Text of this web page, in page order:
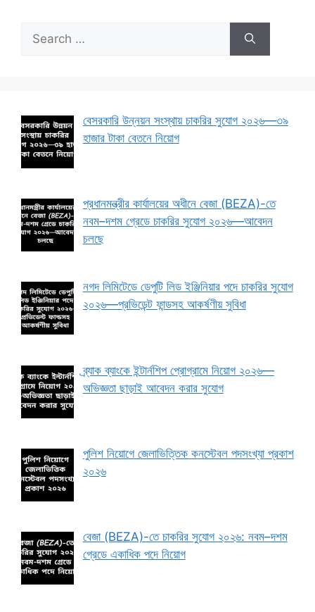
for:
বেসরকারি উন্নয়ন সংস্থায় চাকরির সুযোগ ২০২৬—৩৯
হাজার টাকা বেতনে নিয়োগ
প্রধানমন্ত্রীর কার্যালয়ের অধীনে বেজা (BEZA)-তে
নবম–দশম গ্রেডে চাকরির সুযোগ ২০২৬—আবেদন
চলছে
নগদ লিমিটেডে ডেপুটি লিড ইঞ্জিনিয়ার পদে চাকরির সুযোগ
২০২৬—প্রভিডেন্ট ফান্ডসহ আকর্ষণীয় সুবিধা
ব্র্যাক ব্যাংকে ইন্টার্নশিপ প্রোগ্রামে নিয়োগ ২০২৬—
অভিজ্ঞতা ছাড়াই আবেদন করার সুযোগ
পুলিশ নিয়োগে জেলাভিত্তিক কনস্টেবল পদসংখ্যা প্রকাশ
২০২৬
বেজা (BEZA)-তে চাকরির সুযোগ ২০২৬: নবম–দশম
গ্রেডে একাধিক পদে নিয়োগ